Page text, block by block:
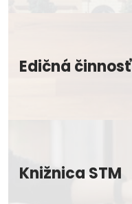
Edičná činnosť
Knižnica STM